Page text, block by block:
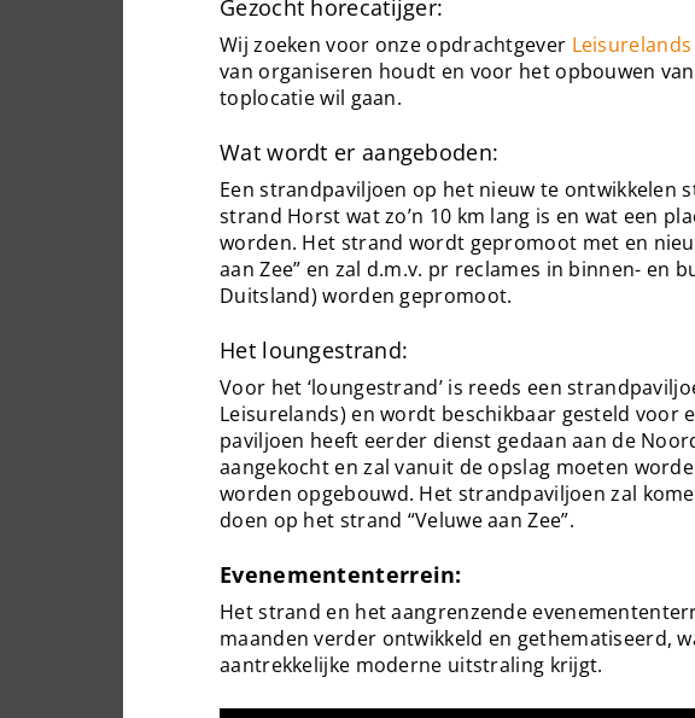
Gezocht horecatijger:
Wij zoeken voor onze opdrachtgever Leisurelands
van organiseren houdt en voor het opbouwen
toplocatie wil gaan.
Wat wordt er aangeboden:
Een strandpaviljoen op het nieuw te ontwikkelen
strand Horst wat zo’n 10 km lang is en wat een
worden. Het strand wordt gepromoot met en
aan Zee” en zal d.m.v. pr reclames in binnen- en
Duitsland) worden gepromoot.
Het loungestrand:
Voor het ‘loungestrand’ is reeds een
Leisurelands) en wordt beschikbaar gesteld voor
paviljoen heeft eerder dienst gedaan aan de
aangekocht en zal vanuit de opslag moeten
worden opgebouwd. Het strandpaviljoen zal
doen op het strand “Veluwe aan Zee”.
Evenemententerrein:
Het strand en het aangrenzende
maanden verder ontwikkeld en gethematiseerd,
aantrekkelijke moderne uitstraling krijgt.